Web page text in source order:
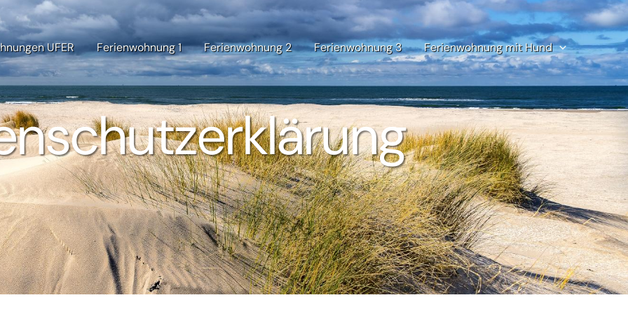
UFER Ferienwohnung 1 Ferienwohnung 2 Ferienwohnung 3 Ferienwohnung mit Hund